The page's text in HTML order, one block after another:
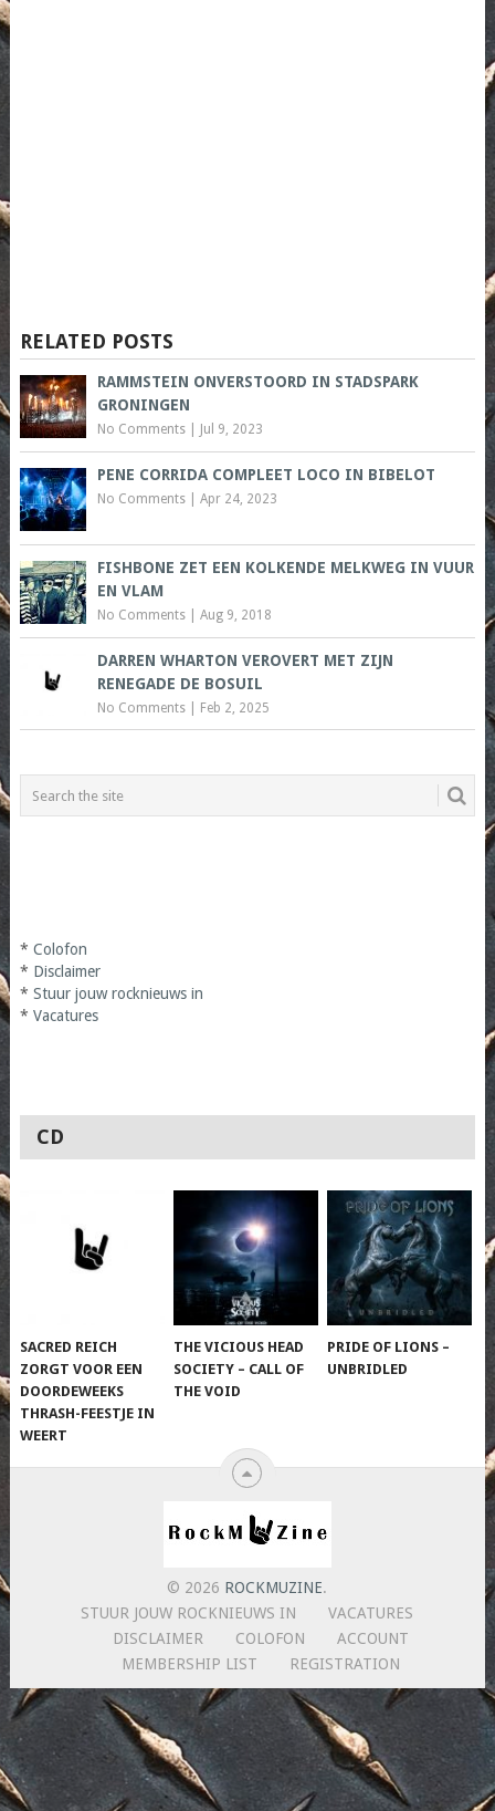
RELATED POSTS
RAMMSTEIN ONVERSTOORD IN STADSPARK
GRONINGEN
No Comments| Jul 9, 2023
PENE CORRIDA COMPLEET LOCO IN BIBELOT
No Comments| Apr 24, 2023
FISHBONE ZET EEN KOLKENDE MELKWEG IN VUUR
EN VLAM
No Comments| Aug 9, 2018
DARREN WHARTON VEROVERT MET ZIJN
RENEGADE DE BOSUIL
No Comments| Feb 2, 2025
* Colofon
* Disclaimer
* Stuur jouw rocknieuws in
* Vacatures
CD
SACRED REICH
ZORGT VOOR EEN
DOORDEWEEKS
THRASH-FEESTJE IN
WEERT
THE VICIOUS HEAD
SOCIETY – CALL OF
THE VOID
PRIDE OF LIONS –
UNBRIDLED
© 2026 ROCKMUZINE.
STUUR JOUW ROCKNIEUWS IN
VACATURES
DISCLAIMER
COLOFON
ACCOUNT
MEMBERSHIP LIST
REGISTRATION